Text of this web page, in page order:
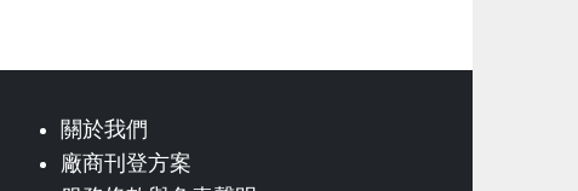
關於我們
廠商刊登方案